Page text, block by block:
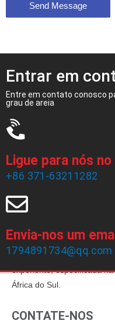
Send Message
Entrar em
Entre em contato conosco
grau de areia
Ligue para nós no
+86 371-63211282
Envia-nos um
1794891734@qq.com
Zhengzhou Haixu
20 anos de experiência em
experiente, especificada
África do Sul.
CONTATE-NOS